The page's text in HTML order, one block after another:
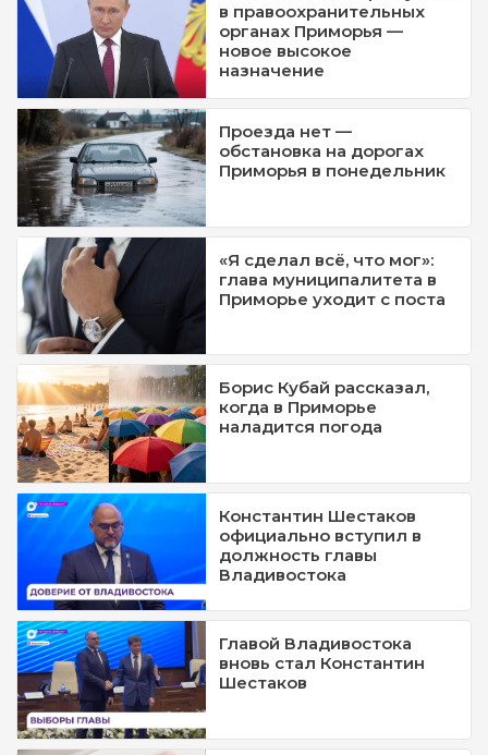
в правоохранительных
органах Приморья —
новое высокое
назначение
Проезда нет —
обстановка на дорогах
Приморья в понедельник
«Я сделал всё, что мог»:
глава муниципалитета в
Приморье уходит с поста
Борис Кубай рассказал,
когда в Приморье
наладится погода
Константин Шестаков
официально вступил в
должность главы
Владивостока
Главой Владивостока
вновь стал Константин
Шестаков